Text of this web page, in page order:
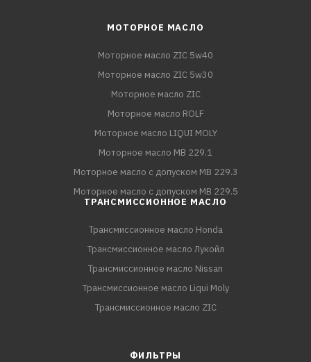
МОТОРНОЕ МАСЛО
Моторное масло ZIC 5w40
Моторное масло ZIC 5w30
Моторное масло ZIC
Моторное масло ROLF
Моторное масло LIQUI MOLY
Моторное масло MB 229.1
Моторное масло с допуском MB 229.3
Моторное масло с допуском MB 229.5
ТРАНСМИССИОННОЕ МАСЛО
Трансмиссионное масло Honda
Трансмиссионное масло Лукойл
Трансмиссионное масло Nissan
Трансмиссионное масло Liqui Moly
Трансмиссионное масло ZIC
ФИЛЬТРЫ